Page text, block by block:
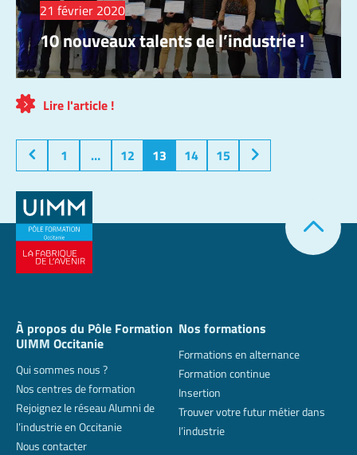
21 février 2020
10 nouveaux talents de l’industrie !
Lire l'article !
1 … 12 13 14 15
À propos du Pôle Formation
UIMM Occitanie
Qui sommes nous ?
Nos centres de formation
Rejoignez le réseau Alumni de
l’industrie en Occitanie
Nous contacter
Nos formations
Formations en alternance
Formation continue
Insertion
Trouver votre futur métier dans
l’industrie